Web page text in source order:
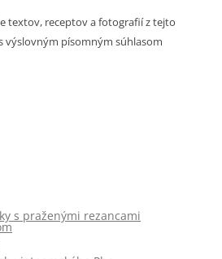
textov, receptov a fotografií z tejto
výslovným písomným súhlasom
s praženými rezancami